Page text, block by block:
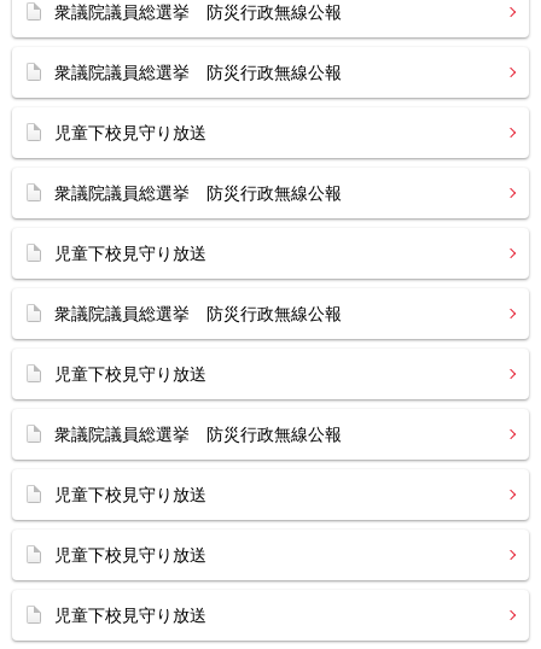
衆議院議員総選挙 防災行政無線公報
衆議院議員総選挙 防災行政無線公報
児童下校見守り放送
衆議院議員総選挙 防災行政無線公報
児童下校見守り放送
衆議院議員総選挙 防災行政無線公報
児童下校見守り放送
衆議院議員総選挙 防災行政無線公報
児童下校見守り放送
児童下校見守り放送
児童下校見守り放送